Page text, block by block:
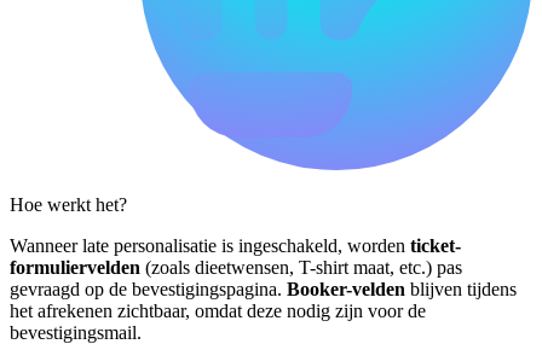
Hoe werkt het?
Wanneer late personalisatie is ingeschakeld, worden ticket-
formuliervelden (zoals dieetwensen, T-shirt maat, etc.) pas
gevraagd op de bevestigingspagina. Booker-velden blijven tijdens
het afrekenen zichtbaar, omdat deze nodig zijn voor de
bevestigingsmail.